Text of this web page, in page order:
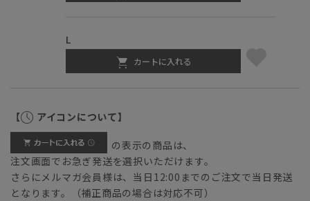
L
カートに入れる
【 アイコンについて】
の表示の商品は、
注文画面でお急ぎ発送を選択いただけます。
さらにメルマガ会員様は、当日12:00までのご注文で当日発送
となります。（補正商品の場合は対応不可）